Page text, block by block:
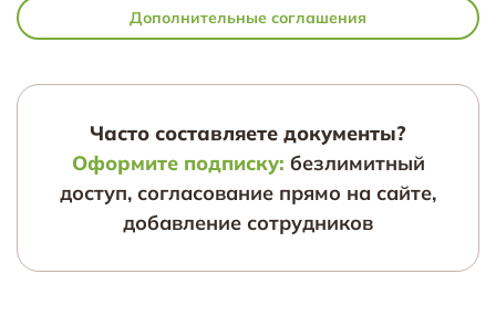
Дополнительные соглашения
Часто составляете документы?
Оформите подписку: безлимитный
доступ, согласование прямо на сайте,
добавление сотрудников